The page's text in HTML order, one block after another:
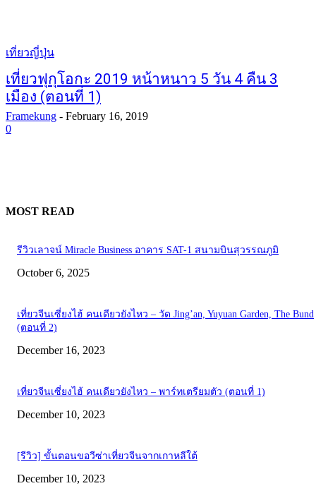
เที่ยวญี่ปุ่น
เที่ยวฟุกุโอกะ 2019 หน้าหนาว 5 วัน 4 คืน 3
เมือง (ตอนที่ 1)
Framekung - February 16, 2019
0
MOST READ
รีวิวเลาจน์ Miracle Business อาคาร SAT-1 สนามบินสุวรรณภูมิ
October 6, 2025
เที่ยวจีนเซี่ยงไฮ้ คนเดียวยังไหว – วัด Jing’an, Yuyuan Garden, The Bund
(ตอนที่ 2)
December 16, 2023
เที่ยวจีนเซี่ยงไฮ้ คนเดียวยังไหว – พาร์ทเตรียมตัว (ตอนที่ 1)
December 10, 2023
[รีวิว] ขั้นตอนขอวีซ่าเที่ยวจีนจากเกาหลีใต้
December 10, 2023